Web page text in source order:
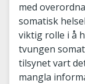
med
somatisk
viktig rolle i å
tvungen
tilsynet vart
mangla